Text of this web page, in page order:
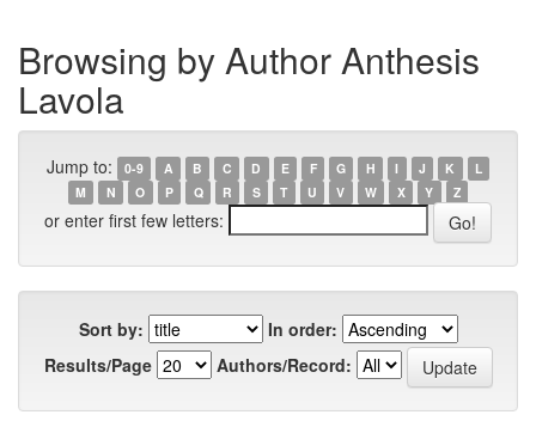
Browsing by Author Anthesis
Lavola
Jump to: 0-9 A B C D E F G H I J K
L
M
N O P Q R S T U V W X Y Z
or enter first few letters:
Sort by:
In order:
Results/Page
Authors/Record: